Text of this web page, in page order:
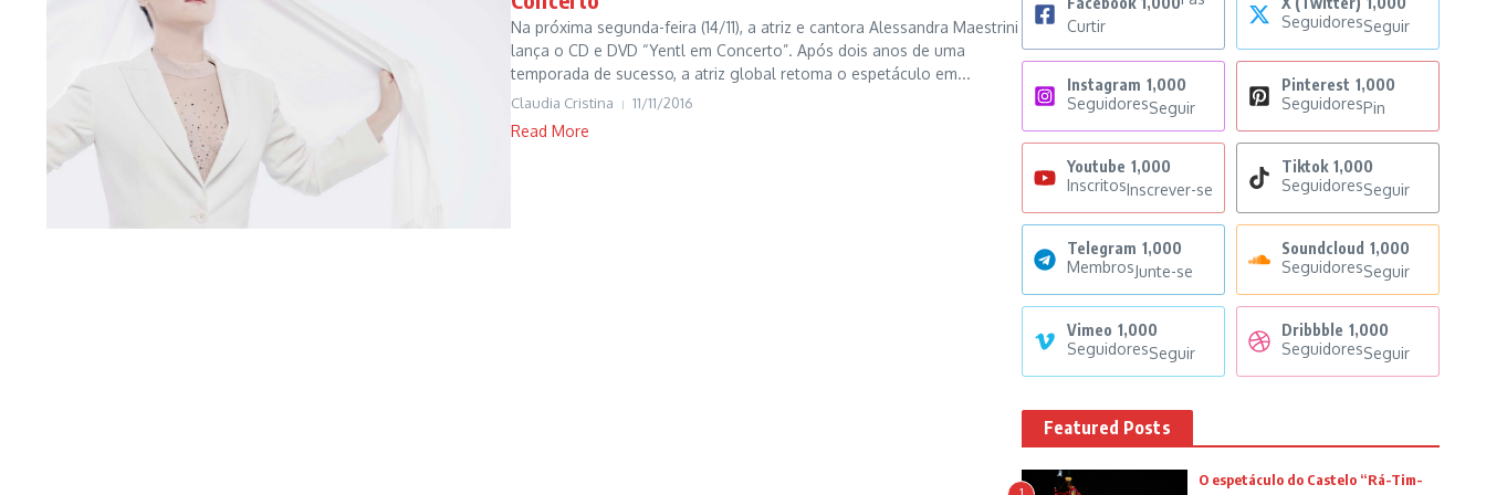
Na próxima segunda-feira (14/11), a atriz e cantora Alessandra Maestrini
lança o CD e DVD “Yentl em Concerto”. Após dois anos de uma
temporada de sucesso, a atriz global retoma o espetáculo em...
Claudia Cristina 11/11/2016
Read More
Curtir
SeguidoresSeguir
Instagram 1,000
SeguidoresSeguir
Pinterest 1,000
SeguidoresPin
Youtube 1,000
InscritosInscrever-se
Tiktok 1,000
SeguidoresSeguir
Telegram 1,000
MembrosJunte-se
Soundcloud 1,000
SeguidoresSeguir
Vimeo 1,000
SeguidoresSeguir
Dribbble 1,000
SeguidoresSeguir
Featured Posts
O espetáculo do Castelo “Rá-Tim-